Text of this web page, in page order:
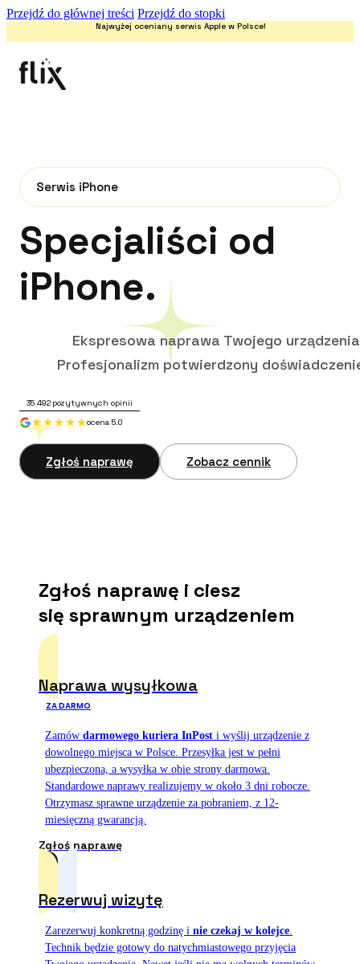
Przejdź do głównej treści Przejdź do stopki
Najwyżej oceniany serwis Apple w Polsce!
Serwis iPhone
Specjaliści od
iPhone.
Ekspresowa naprawa Twojego
Profesjonalizm potwierdzony
35 492 pozytywnych opinii
ocena 5.0
Zgłoś naprawę Zobacz cennik
Zgłoś naprawę i ciesz
się sprawnym urządzeniem
Naprawa wysyłkowa
ZA DARMO
Zamów darmowego kuriera InPost i wyślij urządzenie z
dowolnego miejsca w Polsce. Przesyłka jest w pełni
ubezpieczona, a wysyłka w obie strony darmowa.
Standardowe naprawy realizujemy w około 3 dni robocze.
Otrzymasz sprawne urządzenie za pobraniem, z 12-
miesięczną gwarancją.
Zgłoś naprawę
Rezerwuj wizytę
Zarezerwuj konkretną godzinę i nie czekaj w kolejce
Technik będzie gotowy do natychmiastowego przyjęcia